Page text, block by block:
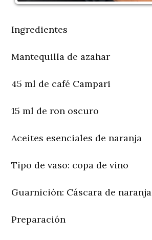
Ingredientes
Mantequilla de azahar
45 ml de café Campari
15 ml de ron oscuro
Aceites esenciales de naranja
Tipo de vaso: copa de vino
Guarnición: Cáscara de naranja
Preparación